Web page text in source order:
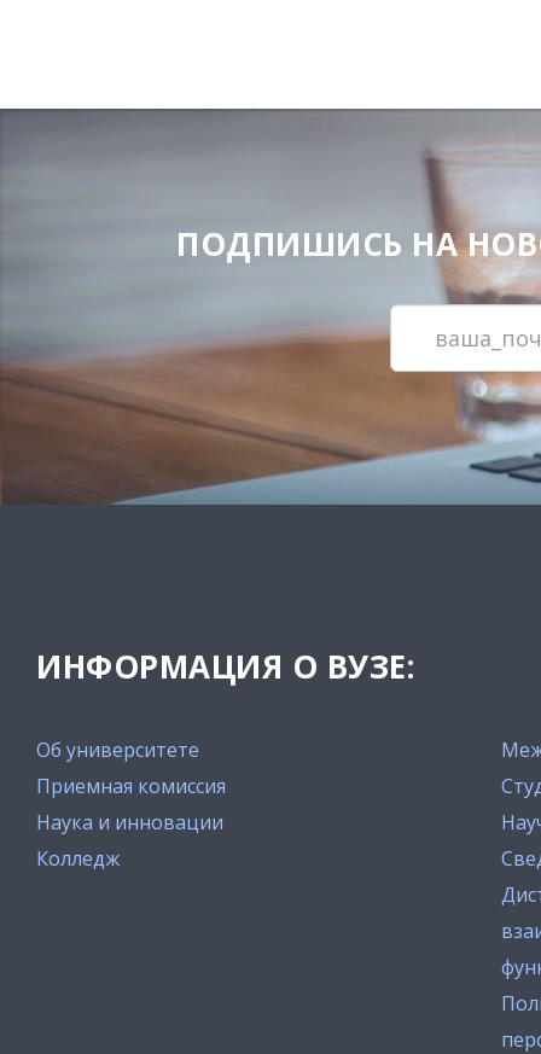
ПОДПИШИСЬ НА
ИНФОРМАЦИЯ О ВУЗЕ:
Об университете
Приемная комиссия
Наука и инновации
Колледж